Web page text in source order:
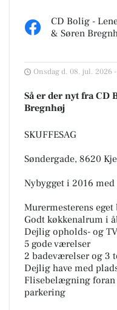
CD Bolig -
& Søren
Onsdag d. 08. jul. 2026
Så er der nyt fra CD
Bregnhøj
SKUFFESAG
Søndergade, 8620
Nybygget i 2016
Murermesterens eget
Godt køkkenalrum i
Dejlig opholds- og
5 gode værelser
2 badeværelser og 3
Dejlig have med
Flisebelægning
parkering